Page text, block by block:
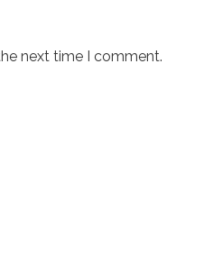
next time I comment.